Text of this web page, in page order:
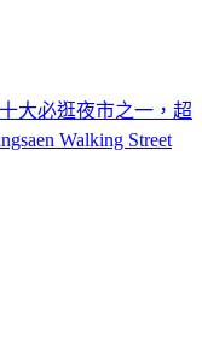
大必逛夜市之一，超
Walking Street